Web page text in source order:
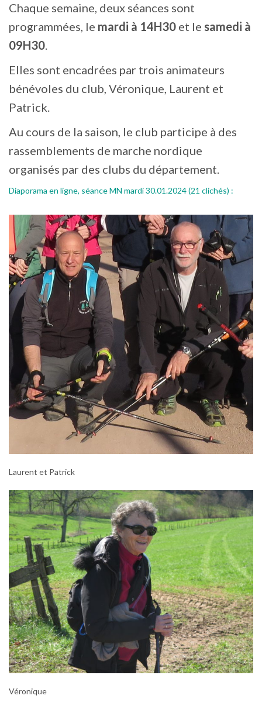
Chaque semaine, deux séances sont
programmées, le mardi à 14H30 et le samedi à
09H30.
Elles sont encadrées par trois animateurs
bénévoles du club, Véronique, Laurent et
Patrick.
Au cours de la saison, le club participe à des
rassemblements de marche nordique
organisés par des clubs du département.
Diaporama en ligne, séance MN mardi 30.01.2024 (21 clichés) :
Laurent et Patrick
Véronique